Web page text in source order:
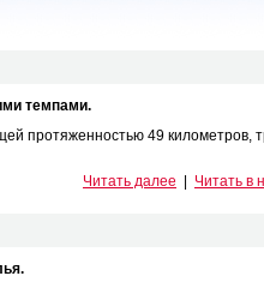
темпами.
протяженностью 49 километров,
Читать далее
Читать в